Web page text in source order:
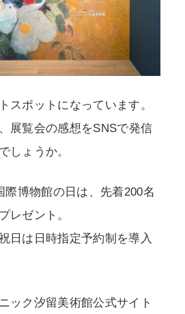
スポットになっています。
展覧会の感想をSNSで発信
しょうか。
際博物館の日は、先着200名
レゼント。
日は日時指定予約制を導入
ック汐留美術館公式サイト